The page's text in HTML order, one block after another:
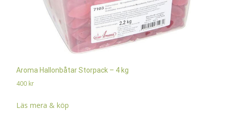
Aroma Hallonbåtar Storpack – 4 kg
400 kr
Läs mera & köp